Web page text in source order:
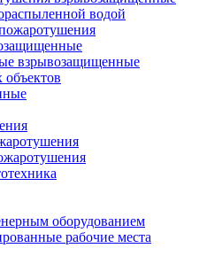
водой
взрывозащищенные
оборудованием
рабочие места